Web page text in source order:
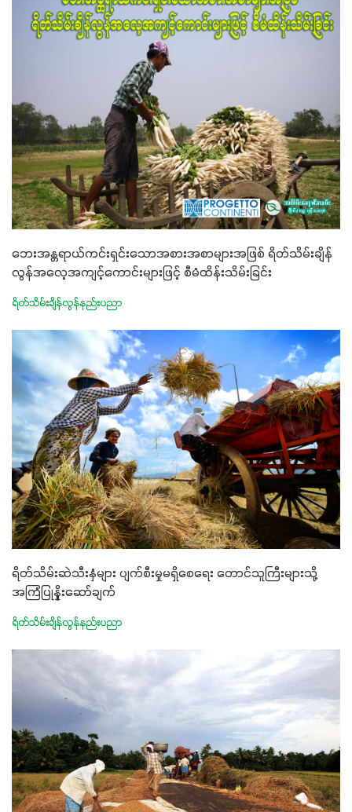
ဘေးအန္တရာယ်ကင်းရှင်းသောအစားအစာများအဖြစ် ရိတ်သိမ်းချိန်
လွန်အလေ့အကျင့်ကောင်းများဖြင့် စီမံထိန်းသိမ်းခြင်း
ရိတ်သိမ်းချိန်လွန်နည်းပညာ
ရိတ်သိမ်းဆဲသီးနှံများ ပျက်စီးမှုမရှိစေရေး တောင်သူကြီးများသို့
အကြံပြုနှိုးဆော်ချက်
ရိတ်သိမ်းချိန်လွန်နည်းပညာ